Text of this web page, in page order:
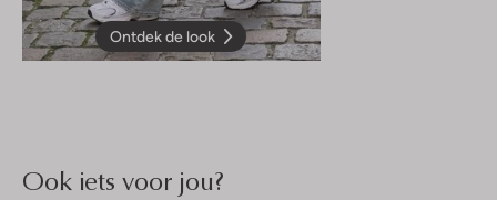
Ontdek de look
Ook iets voor jou?